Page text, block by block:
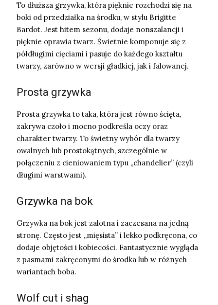
To dłuższa grzywka, która pięknie rozchodzi się na
boki od przedziałka na środku, w stylu Brigitte
Bardot. Jest hitem sezonu, dodaje nonszalancji i
pięknie oprawia twarz. Świetnie komponuje się z
półdługimi cięciami i pasuje do każdego kształtu
twarzy, zarówno w wersji gładkiej, jak i falowanej.
Prosta grzywka
Prosta grzywka to taka, która jest równo ścięta,
zakrywa czoło i mocno podkreśla oczy oraz
charakter twarzy. To świetny wybór dla twarzy
owalnych lub prostokątnych, szczególnie w
połączeniu z cieniowaniem typu „chandelier” (czyli
długimi warstwami).
Grzywka na bok
Grzywka na bok jest zalotna i zaczesana na jedną
stronę. Często jest „mięsista” i lekko podkręcona, co
dodaje objętości i kobiecości. Fantastycznie wygląda
z pasmami zakręconymi do środka lub w różnych
wariantach boba.
Wolf cut i shag